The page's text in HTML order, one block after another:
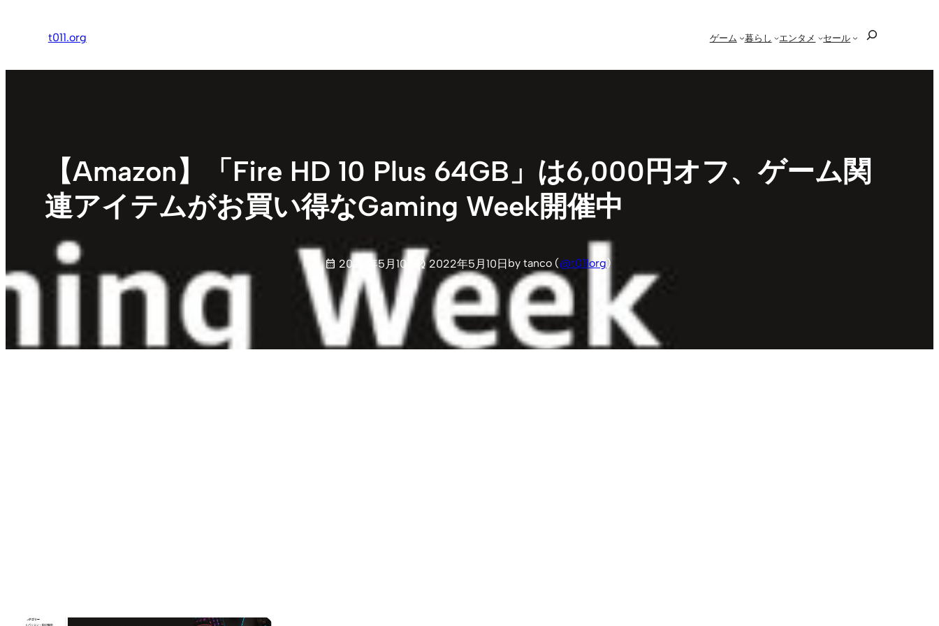
ス
t011.org ゲーム 暮らし エンタメ セール
【Amazon】「Fire HD 10 Plus 64GB」は6,000円オフ、ゲーム関
連アイテムがお買い得なGaming Week開催中
2022年5月10日 2022年5月10日 by tanco (@t011org)